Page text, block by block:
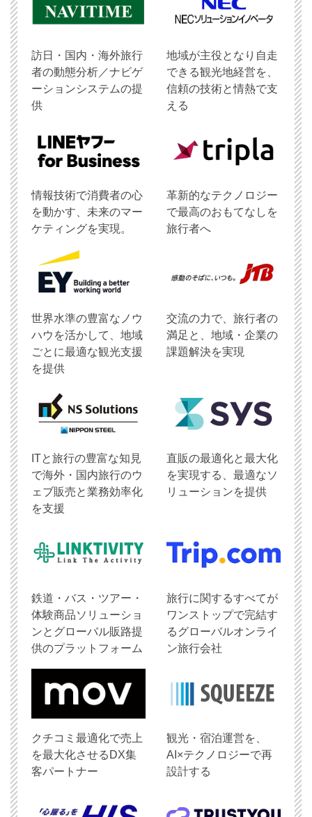
訪日・国内・海外旅行
者の動態分析／ナビゲ
ーションシステムの提
供
地域が主役となり自走
できる観光地経営を、
信頼の技術と情熱で支
える
情報技術で消費者の心
を動かす、未来のマー
ケティングを実現。
革新的なテクノロジー
で最高のおもてなしを
旅行者へ
世界水準の豊富なノウ
ハウを活かして、地域
ごとに最適な観光支援
を提供
交流の力で、旅行者の
満足と、地域・企業の
課題解決を実現
ITと旅行の豊富な知見
で海外・国内旅行のウ
ェブ販売と業務効率化
を支援
直販の最適化と最大化
を実現する、最適なソ
リューションを提供
鉄道・バス・ツアー・
体験商品ソリューショ
ンとグローバル販路提
供のプラットフォーム
旅行に関するすべてが
ワンストップで完結す
るグローバルオンライ
ン旅行会社
クチコミ最適化で売上
を最大化させるDX集
客パートナー
観光・宿泊運営を、
AI×テクノロジーで再
設計する